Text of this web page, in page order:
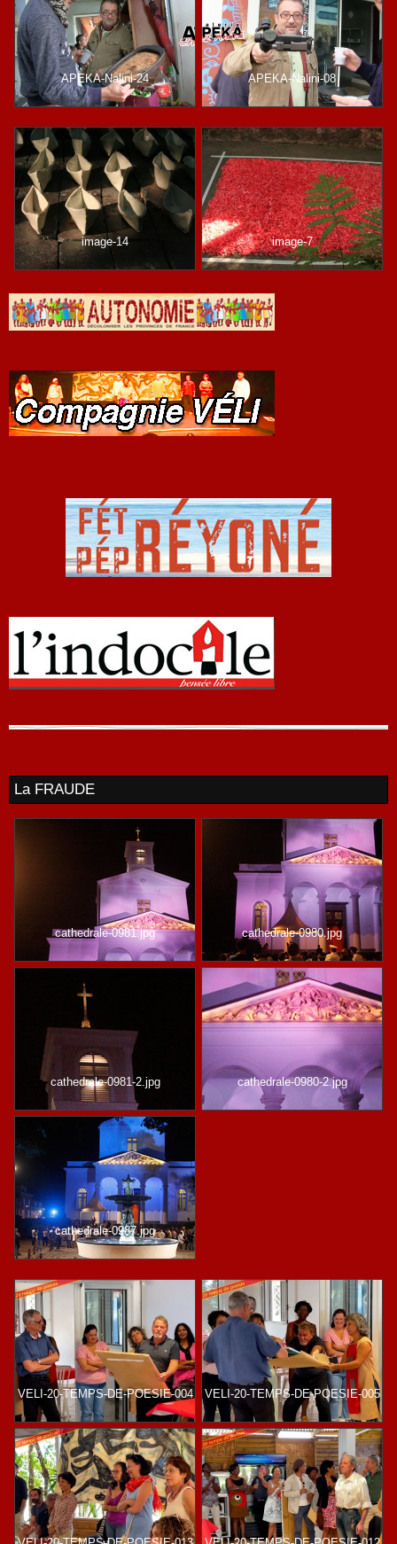
APEKA-Nalini-24 APEKA-Nalini-08
image-14 image-7
La FRAUDE
cathedrale-0981.jpg cathedrale-0980.jpg
cathedrale-0981-2.jpg cathedrale-0980-2.jpg
cathedrale-0987.jpg
VELI-20-TEMPS-DE-POESIE-004 VELI-20-TEMPS-DE-POESIE-005